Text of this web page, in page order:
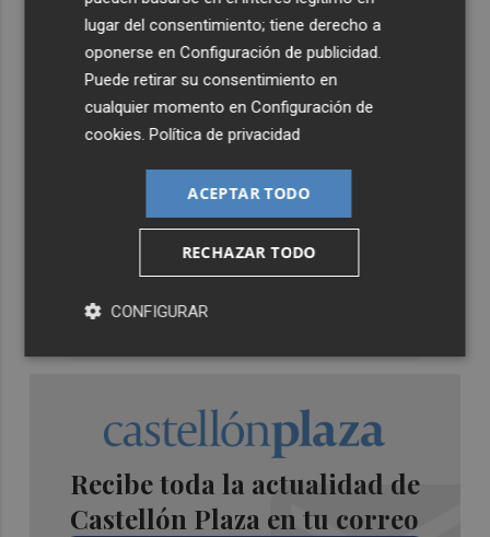
Recibe toda la actualidad de
Castellón Plaza en tu correo
lugar del consentimiento; tiene derecho a
oponerse enConfiguración de publicidad.
Puede retirar su consentimiento en
cualquier momento enConfiguración de
cookies.Política de privacidad
ACEPTAR TODO
RECHAZAR TODO
CONFIGURAR